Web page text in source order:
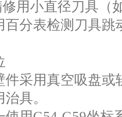
修用小直径刀具（
百分表检测刀具跳
件采用真空吸盘
具。